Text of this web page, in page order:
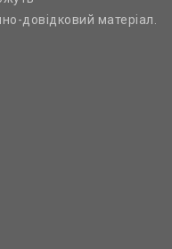
довідковий матеріал.